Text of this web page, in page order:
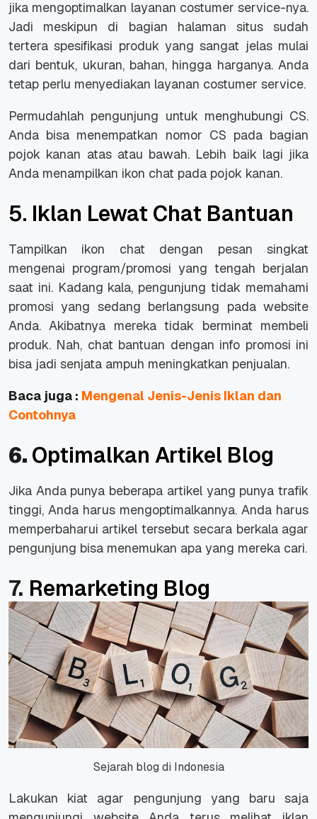
jika mengoptimalkan layanan costumer service-nya.
Jadi meskipun di bagian halaman situs sudah
tertera spesifikasi produk yang sangat jelas mulai
dari bentuk, ukuran, bahan, hingga harganya. Anda
tetap perlu menyediakan layanan costumer service.
Permudahlah pengunjung untuk menghubungi CS.
Anda bisa menempatkan nomor CS pada bagian
pojok kanan atas atau bawah. Lebih baik lagi jika
Anda menampilkan ikon chat pada pojok kanan.
5. Iklan Lewat Chat Bantuan
Tampilkan ikon chat dengan pesan singkat
mengenai program/promosi yang tengah berjalan
saat ini. Kadang kala, pengunjung tidak memahami
promosi yang sedang berlangsung pada website
Anda. Akibatnya mereka tidak berminat membeli
produk. Nah, chat bantuan dengan info promosi ini
bisa jadi senjata ampuh meningkatkan penjualan.
Baca juga : Mengenal Jenis-Jenis Iklan dan
Contohnya
6. Optimalkan Artikel Blog
Jika Anda punya beberapa artikel yang punya trafik
tinggi, Anda harus mengoptimalkannya. Anda harus
memperbaharui artikel tersebut secara berkala agar
pengunjung bisa menemukan apa yang mereka cari.
7. Remarketing Blog
Sejarah blog di Indonesia
Lakukan kiat agar pengunjung yang baru saja